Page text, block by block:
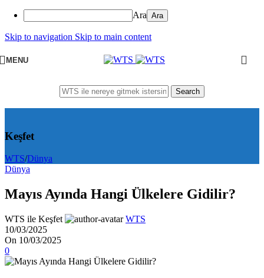
Ara
Skip to navigation Skip to main content
MENU
Search
Keşfet
WTS/Dünya
Dünya
Mayıs Ayında Hangi Ülkelere Gidilir?
WTS ile Keşfet
WTS
10/03/2025
On 10/03/2025
0